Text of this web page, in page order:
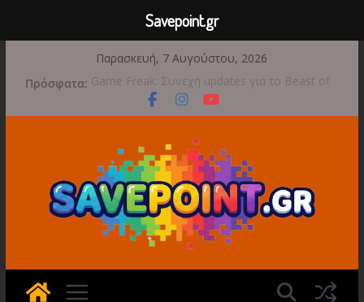
περιεχόμενο
Παρασκευή, 7 Αυγούστου, 2026
Πρόσφατα: Game Freak: Συνεχή updates για το Beast of
Reincarnation μετά την ανάμεικτη υποδοχή
Μια φωτογραφική περιπέτεια συνεχίζεται στο
Διασχίστε τους ουρανούς με το Wild Blue
Skies αυτό το φθινόπωρο
Διακοπές και παιχνίδι για όλη την οικογένεια!
Έρχεται 1η Σεπτεμβρίου το Crimson Moon
Savepoint.gr